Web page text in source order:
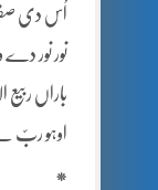
اُس دی صفت
نور نور دے
باراں ربیع
اوہو ربّ نے
*